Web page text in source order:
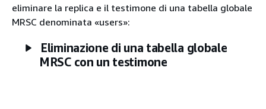
eliminare la replica e il testimone di una tabella globale
MRSC denominata «users»:
Eliminazione di una tabella globale
MRSC con un testimone